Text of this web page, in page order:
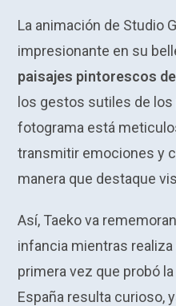
La animación de Studio
impresionante en su
paisajes pintorescos
los gestos sutiles de los
fotograma está
transmitir emociones y
manera que destaque
Así, Taeko va
infancia mientras
primera vez que probó
España resulta curioso,